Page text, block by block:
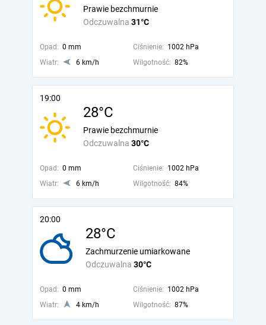
Odczuwalna 31°C
Prawie bezchmurnie
Opad: 0 mm Ciśnienie: 1002 hPa
Wiatr:
6 km/h Wilgotność: 82%
19:00
28°C
Odczuwalna 30°C
Prawie bezchmurnie
Opad: 0 mm Ciśnienie: 1002 hPa
Wiatr:
6 km/h Wilgotność: 84%
20:00
28°C
Odczuwalna 30°C
Zachmurzenie umiarkowane
Opad: 0 mm Ciśnienie: 1002 hPa
Wiatr:
4 km/h Wilgotność: 87%